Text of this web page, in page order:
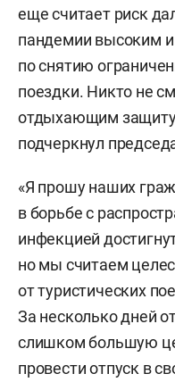
еще считает риск
пандемии высоким
по снятию
поездки. Никто не
отдыхающим защиту
подчеркнул
«Я прошу наших
в борьбе с
инфекцией
но мы считаем
от туристических
За несколько дней
слишком большую
провести отпуск в